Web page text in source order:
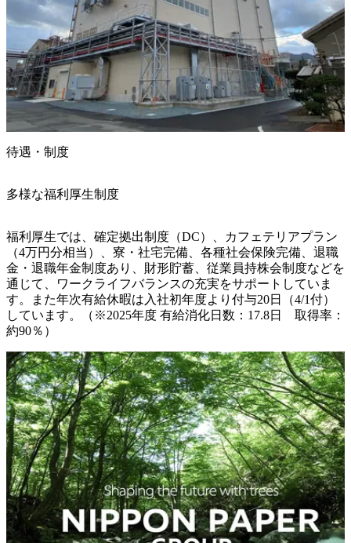
待遇・制度
多様な福利厚生制度
福利厚生では、確定拠出制度（DC）、カフェテリアプラン
（4万円分相当）、寮・社宅完備、各種社会保険完備、退職
金・退職年金制度あり、財形貯蓄、従業員持株会制度などを
通じて、ワークライフバランスの充実をサポートしていま
す。また年次有給休暇は入社初年度より付与20日（4/1付）
しています。（※2025年度 有給消化日数：17.8日　取得率：
約90％）